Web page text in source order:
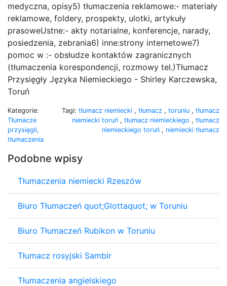
medyczna, opisy5) tłumaczenia reklamowe:- materiały
reklamowe, foldery, prospekty, ulotki, artykuły
prasoweUstne:- akty notarialne, konferencje, narady,
posiedzenia, zebrania6) inne:strony internetowe7)
pomoc w :- obsłudze kontaktów zagranicznych
(tłumaczenia korespondencji, rozmowy tel.)Tłumacz
Przysięgły Języka Niemieckiego - Shirley Karczewska,
Toruń
Kategorie:
Tłumacze
przysięgli,
tłumaczenia
Tagi: tłumacz niemiecki , tłumacz , toruniu , tłumacz
niemiecki toruń , tłumacz niemieckiego , tłumacz
niemieckiego toruń , niemiecki tłumacz
Podobne wpisy
Tłumaczenia niemiecki Rzeszów
Biuro Tłumaczeń quot;Glottaquot; w Toruniu
Biuro Tłumaczeń Rubikon w Toruniu
Tłumacz rosyjski Sambir
Tłumaczenia angielskiego